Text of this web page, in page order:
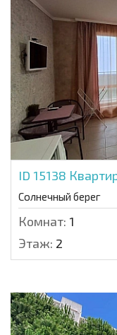
ID 15138
Солнечный берег
Комнат: 1
Этаж: 2